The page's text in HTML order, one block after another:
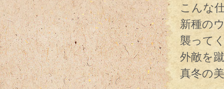
こんな
新種の
襲って
外敵を
真冬の